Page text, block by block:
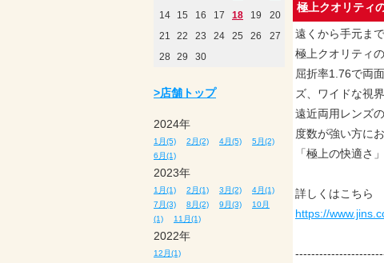
14 15 16 17 18 19 20
21 22 23 24 25 26 27
28 29 30
>店舗トップ
2024年
1月(5) 2月(2) 4月(5)
5月(2)
6月(1)
2023年
1月(1) 2月(1) 3月(2)
4月(1)
7月(3)
8月(2) 9月(3)
10月
(1)
11月(1)
2022年
12月(1)
極上クオリティ
遠くから手元ま
極上クオリティ
屈折率1.76で両
ズ、ワイドな視
遠近両用レンズ
度数が強い方に
「極上の快適さ
詳しくはこちら
https://